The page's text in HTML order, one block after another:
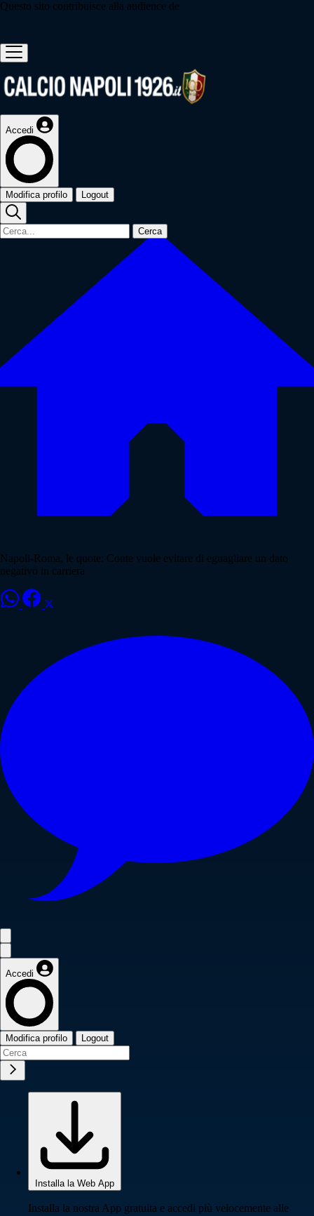
Questo sito contribuisce alla audience de
Accedi
Modifica profilo Logout
Cerca
Napoli-Roma, le quote: Conte vuole evitare di eguagliare un dato
negativo in carriera
Accedi
Modifica profilo Logout
Installa la Web App
Installa la nostra App gratuita e accedi più velocemente alle